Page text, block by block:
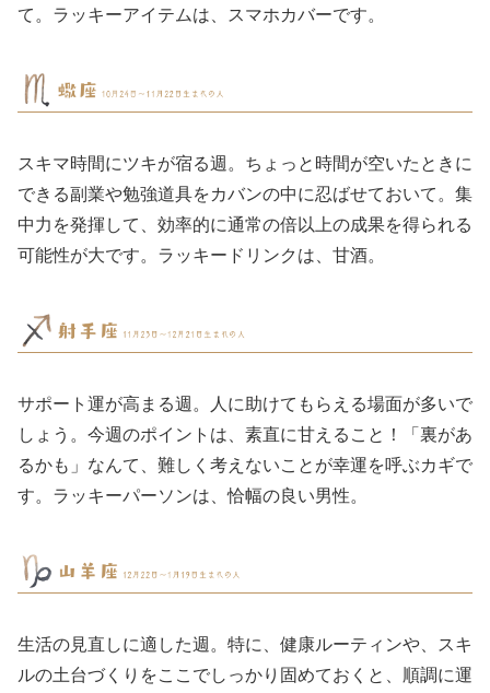
て。ラッキーアイテムは、スマホカバーです。
スキマ時間にツキが宿る週。ちょっと時間が空いたときに
できる副業や勉強道具をカバンの中に忍ばせておいて。集
中力を発揮して、効率的に通常の倍以上の成果を得られる
可能性が大です。ラッキードリンクは、甘酒。
サポート運が高まる週。人に助けてもらえる場面が多いで
しょう。今週のポイントは、素直に甘えること！「裏があ
るかも」なんて、難しく考えないことが幸運を呼ぶカギで
す。ラッキーパーソンは、恰幅の良い男性。
生活の見直しに適した週。特に、健康ルーティンや、スキ
ルの土台づくりをここでしっかり固めておくと、順調に運